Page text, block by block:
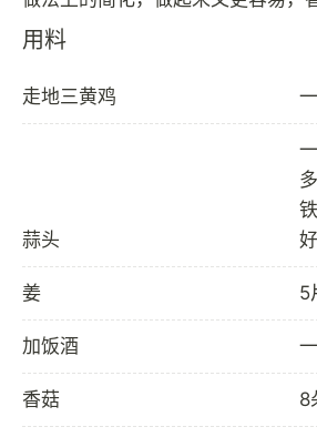
用料
走地三黄鸡
蒜头
好
姜 5
加饭酒
香菇 8